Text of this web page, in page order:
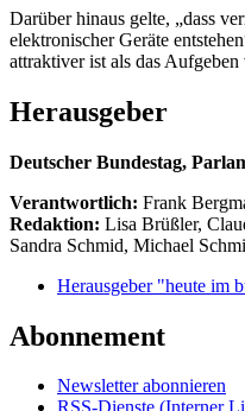
Darüber hinaus gelte, „dass
elektronischer Geräte
attraktiver ist als das
Herausgeber
Deutscher Bundestag,
Verantwortlich: Frank
Redaktion: Lisa Brüßler,
Sandra Schmid, Michael
Herausgeber "heute im
Abonnement
Newsletter abonnieren